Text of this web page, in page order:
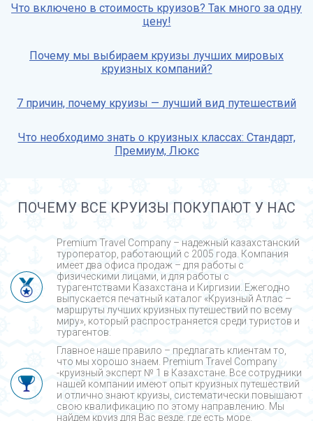
Что включено в стоимость круизов? Так много за одну
цену!
Почему мы выбираем круизы лучших мировых
круизных компаний?
7 причин, почему круизы — лучший вид путешествий
Что необходимо знать о круизных классах: Стандарт,
Премиум, Люкс
ПОЧЕМУ ВСЕ КРУИЗЫ ПОКУПАЮТ У НАС
Premium Travel Company – надежный казахстанский
туроператор, работающий с 2005 года. Компания
имеет два офиса продаж – для работы с
физическими лицами, и для работы с
турагентствами Казахстана и Киргизии. Ежегодно
выпускается печатный каталог «Круизный Атлас –
маршруты лучших круизных путешествий по всему
миру», который распространяется среди туристов и
турагентов.
Главное наше правило – предлагать клиентам то,
что мы хорошо знаем. Premium Travel Company
-круизный эксперт № 1 в Казахстане. Все сотрудники
нашей компании имеют опыт круизных путешествий
и отлично знают круизы, систематически повышают
свою квалификацию по этому направлению. Мы
найдем круиз для Вас везде, где есть море.